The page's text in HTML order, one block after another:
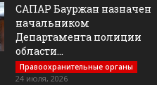
САПАР Бауржан назначен
начальником
Департамента полиции
области...
Правоохранительные органы
24 июля, 2026